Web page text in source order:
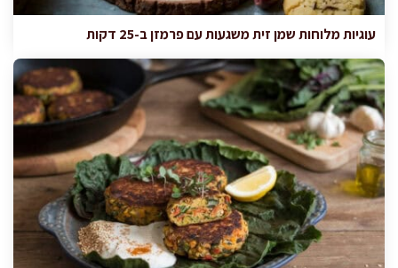
עוגיות מלוחות שמן זית משגעות עם פרמזן ב-25 דקות